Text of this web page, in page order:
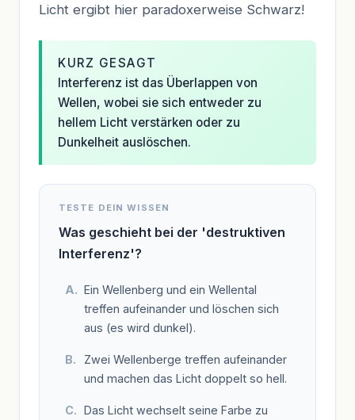
Licht ergibt hier paradoxerweise Schwarz!
KURZ GESAGT
Interferenz ist das Überlappen von
Wellen, wobei sie sich entweder zu
hellem Licht verstärken oder zu
Dunkelheit auslöschen.
TESTE DEIN WISSEN
Was geschieht bei der 'destruktiven
Interferenz'?
Ein Wellenberg und ein Wellental
treffen aufeinander und löschen sich
aus (es wird dunkel).
Zwei Wellenberge treffen aufeinander
und machen das Licht doppelt so hell.
Das Licht wechselt seine Farbe zu